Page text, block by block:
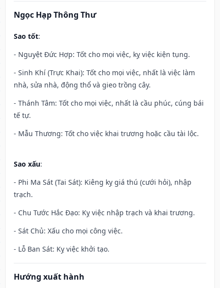
Ngọc Hạp Thông Thư
Sao tốt:
- Nguyệt Đức Hợp: Tốt cho mọi việc, kỵ việc kiện tụng.
- Sinh Khí (Trực Khai): Tốt cho mọi việc, nhất là việc làm
nhà, sửa nhà, động thổ và gieo trồng cây.
- Thánh Tâm: Tốt cho mọi việc, nhất là cầu phúc, cúng bái
tế tự.
- Mẫu Thương: Tốt cho việc khai trương hoặc cầu tài lộc.
Sao xấu:
- Phi Ma Sát (Tai Sát): Kiêng kỵ giá thú (cưới hỏi), nhập
trạch.
- Chu Tước Hắc Đạo: Kỵ việc nhập trạch và khai trương.
- Sát Chủ: Xấu cho mọi công việc.
- Lỗ Ban Sát: Kỵ việc khởi tạo.
Hướng xuất hành